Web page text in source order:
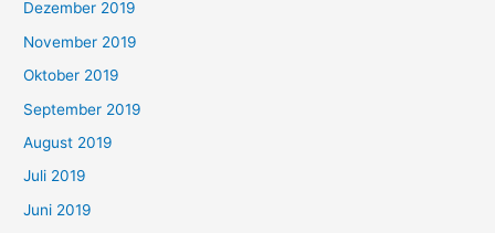
Dezember 2019
November 2019
Oktober 2019
September 2019
August 2019
Juli 2019
Juni 2019